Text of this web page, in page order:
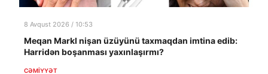
8 Avqust 2026 / 10:53
Meqan Markl nişan üzüyünü taxmaqdan imtina edib:
Harridən boşanması yaxınlaşırmı?
CƏMIYYƏT